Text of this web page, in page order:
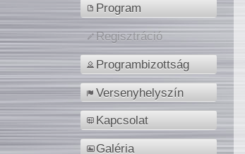
Program
Regisztráció
Programbizottság
Versenyhelyszín
Kapcsolat
Galéria